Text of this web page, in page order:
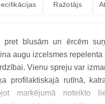
Ražotājs
pret blusām un ērcēm
augu izcelsmes repelenta
Vienu spreju var
profilaktiskajā rutīnā,
marķējumā noteikto